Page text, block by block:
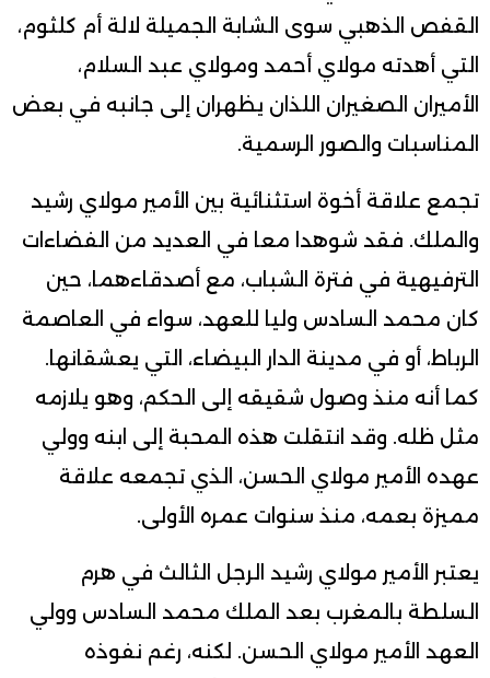
القفص الذهبي سوى الشابة الجميلة لالة أم كلثوم،
التي أهدته مولاي أحمد ومولاي عبد السلام،
الأميران الصغيران اللذان يظهران إلى جانبه في بعض
المناسبات والصور الرسمية.
تجمع علاقة أخوة استثنائية بين الأمير مولاي رشيد
والملك. فقد شوهدا معا في العديد من الفضاءات
الترفيهية في فترة الشباب، مع أصدقاءهما، حين
كان محمد السادس وليا للعهد، سواء في العاصمة
الرباط، أو في مدينة الدار البيضاء، التي يعشقانها.
كما أنه منذ وصول شقيقه إلى الحكم، وهو يلازمه
مثل ظله. وقد انتقلت هذه المحبة إلى ابنه وولي
عهده الأمير مولاي الحسن، الذي تجمعه علاقة
مميزة بعمه، منذ سنوات عمره الأولى.
يعتبر الأمير مولاي رشيد الرجل الثالث في هرم
السلطة بالمغرب بعد الملك محمد السادس وولي
العهد الأمير مولاي الحسن. لكنه، رغم نفوذه